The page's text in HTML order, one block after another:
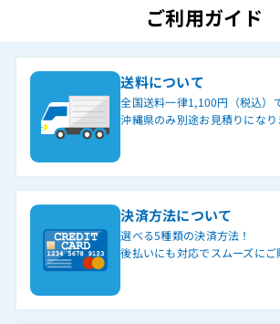
ご利用ガイド
送料について
全国送料一律1,100円（税込）で
沖縄県のみ別途お見積りになり
決済方法について
選べる5種類の決済方法！
後払いにも対応でスムーズにご